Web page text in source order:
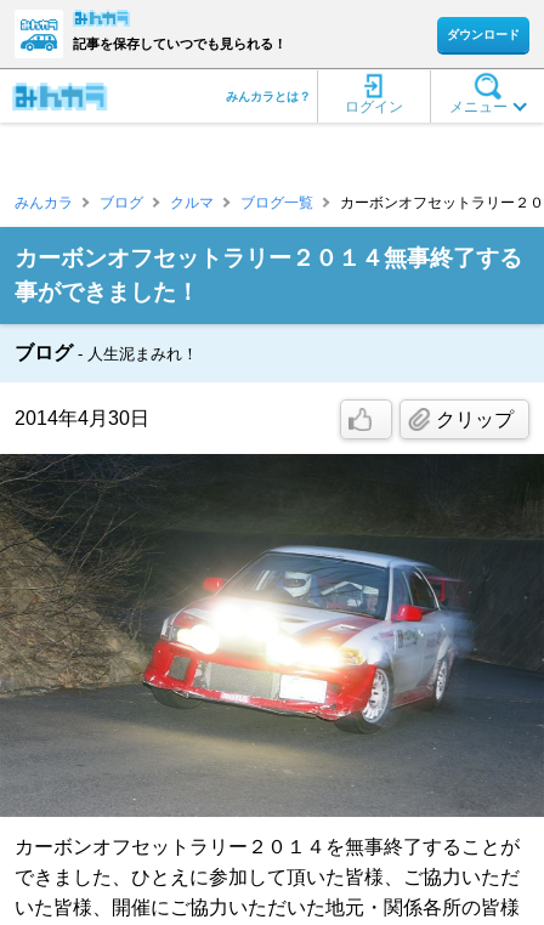
記事を保存していつでも見られる！
ダウンロード
メニュー
ログイン
みんカラとは？
みんカラ ブログ クルマ ブログ一覧 カーボンオフセットラリー２
カーボンオフセットラリー２０１４無事終了する
事ができました！
ブログ 人生泥まみれ！
2014年4月30日 クリップ
カーボンオフセットラリー２０１４を無事終了することが
できました、ひとえに参加して頂いた皆様、ご協力いただ
いた皆様、開催にご協力いただいた地元・関係各所の皆様